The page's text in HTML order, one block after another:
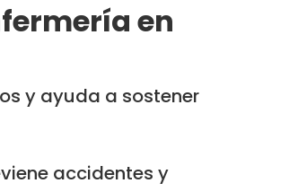
en
y ayuda a sostener
accidentes y